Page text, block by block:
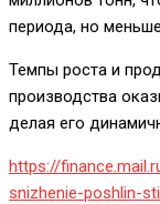
периода, но
Темпы роста и
производства
делая его
https://
snizhenie-poshlin-